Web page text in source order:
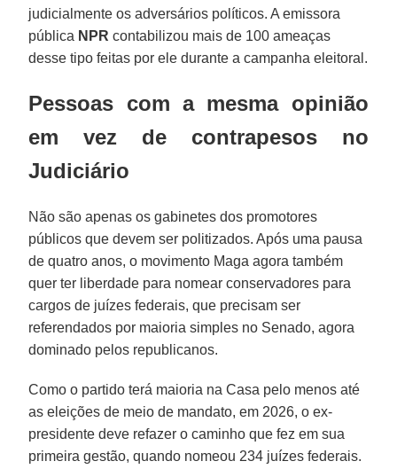
judicialmente os adversários políticos. A emissora
pública NPR contabilizou mais de 100 ameaças
desse tipo feitas por ele durante a campanha eleitoral.
Pessoas com a mesma opinião
em vez de contrapesos no
Judiciário
Não são apenas os gabinetes dos promotores
públicos que devem ser politizados. Após uma pausa
de quatro anos, o movimento Maga agora também
quer ter liberdade para nomear conservadores para
cargos de juízes federais, que precisam ser
referendados por maioria simples no Senado, agora
dominado pelos republicanos.
Como o partido terá maioria na Casa pelo menos até
as eleições de meio de mandato, em 2026, o ex-
presidente deve refazer o caminho que fez em sua
primeira gestão, quando nomeou 234 juízes federais.